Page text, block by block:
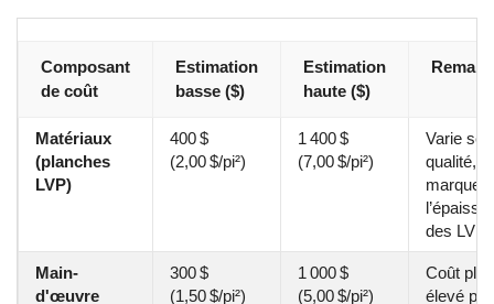
Composant
de coût
Estimation
basse ($)
Estimation
haute ($)
Matériaux
(planches
LVP)
400 $
(2,00 $/pi²)
1 400 $
(7,00 $/pi²)
Varie
qualité, la
marque
des LVP.
Main-
d'œuvre
300 $
(1,50 $/pi²)
1 000 $
(5,00 $/pi²)
Coût plus
élevé